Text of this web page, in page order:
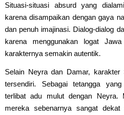
Situasi-situasi absurd yang
karena disampaikan dengan gaya
dan penuh imajinasi. Dialog-dialog
karena menggunakan logat
karakternya semakin autentik.
Selain Neyra dan Damar,
tersendiri. Sebagai tetangga
terlibat adu mulut dengan Neyra.
mereka sebenarnya sangat